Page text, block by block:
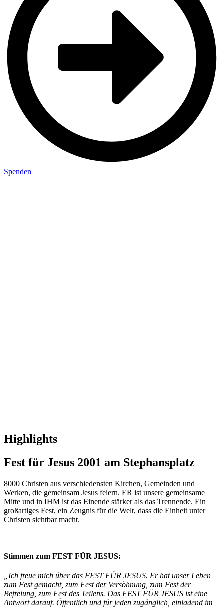
Spenden
Highlights
Fest für Jesus 2001 am Stephansplatz
8000 Christen aus verschiedensten Kirchen, Gemeinden und
Werken, die gemeinsam Jesus feiern. ER ist unsere gemeinsame
Mitte und in IHM ist das Einende stärker als das Trennende. Ein
großartiges Fest, ein Zeugnis für die Welt, dass die Einheit unter
Christen sichtbar macht.
Stimmen zum FEST FÜR JESUS:
„Ich freue mich über das FEST FÜR JESUS. Er hat unser Leben
zum Fest gemacht, zum Fest der Versöhnung, zum Fest der
Befreiung, zum Fest des Teilens. Das FEST FÜR JESUS ist eine
Antwort darauf. Öffentlich und für jeden zugänglich, einladend im